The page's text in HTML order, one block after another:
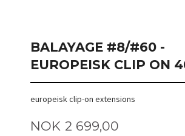
BALAYAGE #8/#60 -
EUROPEISK CLIP ON
europeisk clip-on extensions
Pris
NOK 2 699,00